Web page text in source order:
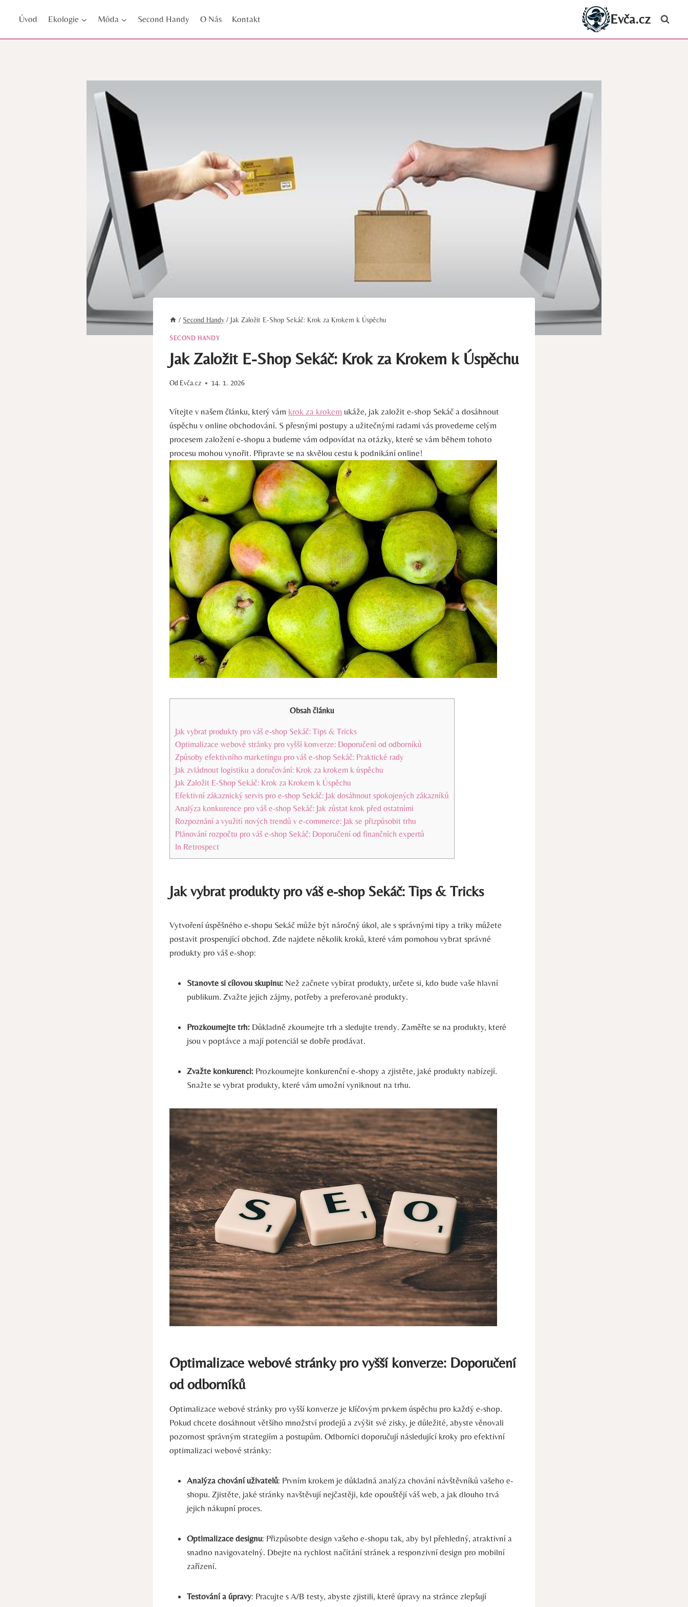
Úvod Ekologie Móda Second Handy O Nás Kontakt Evča.cz
/ Second Handy / Jak Založit E-Shop Sekáč: Krok za Krokem k Úspěchu
SECOND HANDY
Jak Založit E-Shop Sekáč: Krok za Krokem k Úspěchu
Od Evča.cz 14. 1. 2026
Vítejte v našem článku, který vám krok za krokem ukáže, jak založit e-shop Sekáč a dosáhnout
úspěchu v online obchodování. S přesnými postupy a užitečnými radami vás provedeme celým
procesem založení e-shopu a budeme vám odpovídat na otázky, které se vám během tohoto
procesu mohou vynořit. Připravte se na skvělou cestu k podnikání online!
Obsah článku
Jak vybrat produkty pro váš e-shop Sekáč: Tips & Tricks
Optimalizace webové stránky pro vyšší konverze: Doporučení od odborníků
Způsoby efektivního marketingu pro váš e-shop Sekáč: Praktické rady
Jak zvládnout logistiku a doručování: Krok za krokem k úspěchu
Jak Založit E-Shop Sekáč: Krok za Krokem k Úspěchu
Efektivní zákaznický servis pro e-shop Sekáč: Jak dosáhnout spokojených zákazníků
Analýza konkurence pro váš e-shop Sekáč: Jak zůstat krok před ostatními
Rozpoznání a využití nových trendů v e-commerce: Jak se přizpůsobit trhu
Plánování rozpočtu pro váš e-shop Sekáč: Doporučení od finančních expertů
In Retrospect
Jak vybrat produkty pro váš e-shop Sekáč: Tips & Tricks
Vytvoření úspěšného e-shopu Sekáč může být náročný úkol, ale s správnými tipy a triky můžete
postavit prosperující obchod. Zde najdete několik kroků, které vám pomohou vybrat správné
produkty pro váš e-shop:
Stanovte si cílovou skupinu: Než začnete vybírat produkty, určete si, kdo bude vaše hlavní
publikum. Zvažte jejich zájmy, potřeby a preferované produkty.
Prozkoumejte trh: Důkladně zkoumejte trh a sledujte trendy. Zaměřte se na produkty, které
jsou v poptávce a mají potenciál se dobře prodávat.
Zvažte konkurenci: Prozkoumejte konkurenční e-shopy a zjistěte, jaké produkty nabízejí.
Snažte se vybrat produkty, které vám umožní vyniknout na trhu.
Optimalizace webové stránky pro vyšší konverze: Doporučení
od odborníků
Optimalizace webové stránky pro vyšší konverze je klíčovým prvkem úspěchu pro každý e-shop.
Pokud chcete dosáhnout většího množství prodejů a zvýšit své zisky, je důležité, abyste věnovali
pozornost správným strategiím a postupům. Odborníci doporučují následující kroky pro efektivní
optimalizaci webové stránky:
Analýza chování uživatelů: Prvním krokem je důkladná analýza chování návštěvníků vašeho e-
shopu. Zjistěte, jaké stránky navštěvují nejčastěji, kde opouštějí váš web, a jak dlouho trvá
jejich nákupní proces.
Optimalizace designu: Přizpůsobte design vašeho e-shopu tak, aby byl přehledný, atraktivní a
snadno navigovatelný. Dbejte na rychlost načítání stránek a responzivní design pro mobilní
zařízení.
Testování a úpravy: Pracujte s A/B testy, abyste zjistili, které úpravy na stránce zlepšují